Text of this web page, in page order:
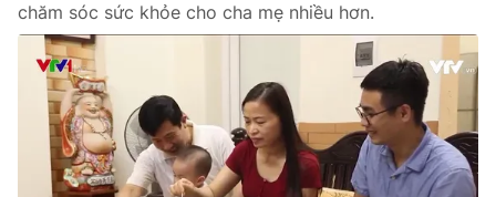
chăm sóc sức khỏe cho cha mẹ nhiều hơn.